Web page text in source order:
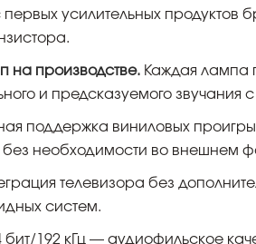
усилительных продуктов
на производстве. Каждая лампа
и предсказуемого звучания
поддержка виниловых
без необходимости во внешнем
телевизора без
систем.
бит/192 кГц — аудиофильское